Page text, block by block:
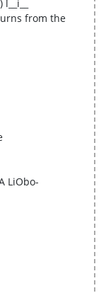
from the
LiObo-